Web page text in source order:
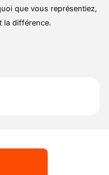
du véhicule
du
que vous représentiez,
la différence.